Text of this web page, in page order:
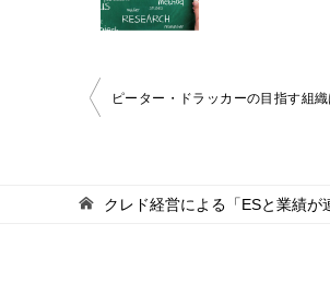
投
ビ
ピーター・ドラッカーの目指す組
クレド経営による「ESと業績が